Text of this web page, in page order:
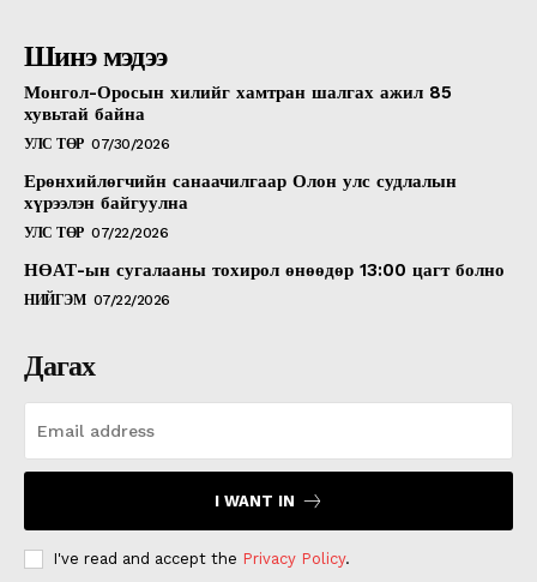
Шинэ мэдээ
Монгол-Оросын хилийг хамтран шалгах ажил 85
хувьтай байна
УЛС ТӨР 07/30/2026
Ерөнхийлөгчийн санаачилгаар Олон улс судлалын
хүрээлэн байгуулна
УЛС ТӨР 07/22/2026
НӨАТ-ын сугалааны тохирол өнөөдөр 13:00 цагт болно
НИЙГЭМ 07/22/2026
Дагах
I WANT IN
I've read and accept the Privacy Policy.